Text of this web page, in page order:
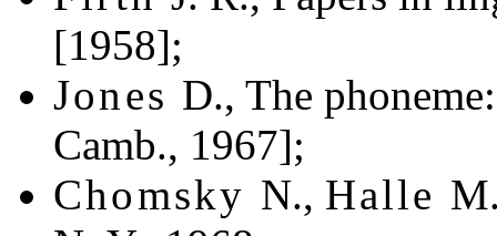
[1958];
Jones D., The
Camb., 1967];
Chomsky N., Halle